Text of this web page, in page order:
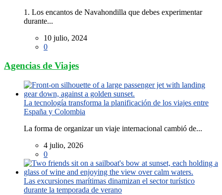
1. Los encantos de Navahondilla que debes experimentar
durante...
10 julio, 2024
0
Agencias de Viajes
La tecnología transforma la planificación de los viajes entre
España y Colombia
La forma de organizar un viaje internacional cambió de...
4 julio, 2026
0
Las excursiones marítimas dinamizan el sector turístico
durante la temporada de verano